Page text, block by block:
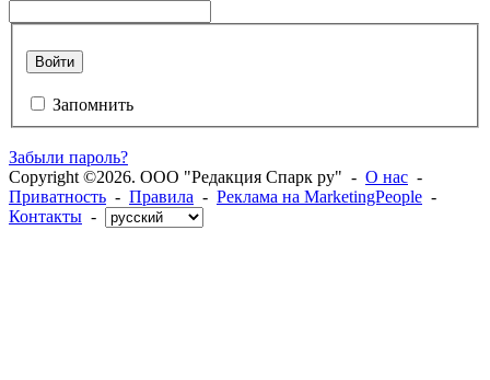
Войти
Запомнить
Забыли пароль?
Copyright ©2026. ООО "Редакция Спарк ру" - О нас -
Приватность - Правила - Реклама на MarketingPeople -
Контакты -